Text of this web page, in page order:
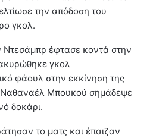
την απόδοση του
γκολ.
έφτασε κοντά στην
γκολ
φάουλ στην εκκίνηση της
Μπουκού σημάδεψε
δοκάρι.
το ματς και έπαιζαν